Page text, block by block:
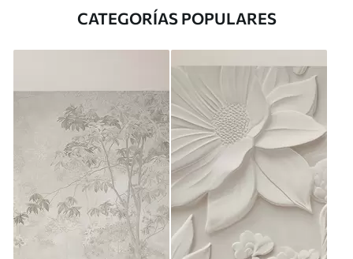
CATEGORÍAS POPULARES